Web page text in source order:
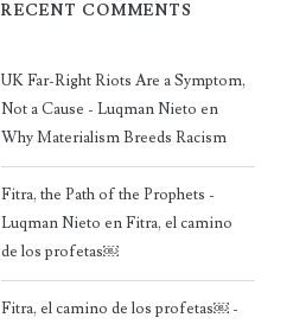
RECENT COMMENTS
UK Far-Right Riots Are a Symptom,
Not a Cause - Luqman Nieto en
Why Materialism Breeds Racism
Fitra, the Path of the Prophets -
Luqman Nieto enFitra, el camino
de los profetas￼
Fitra, el camino de los profetas￼ -